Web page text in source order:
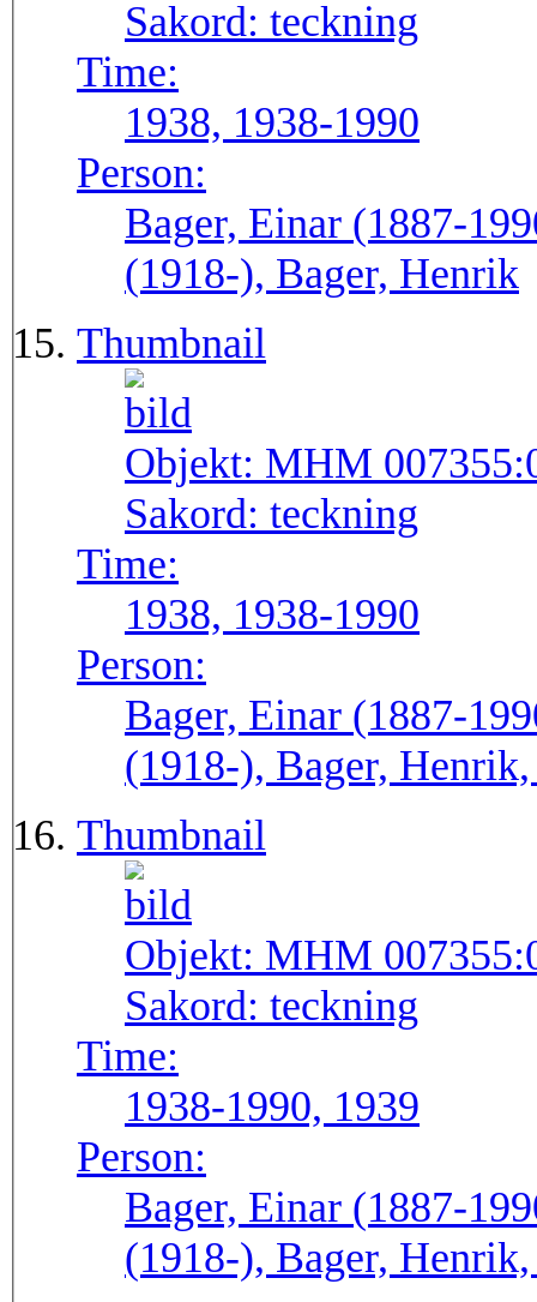
Sakord: teckning
Time:
1938, 1938-1990
Person:
Bager, Einar (1887-
(1918-), Bager, Henrik
Thumbnail
Objekt: MHM
Sakord: teckning
Time:
1938, 1938-1990
Person:
Bager, Einar (1887-
(1918-), Bager,
Thumbnail
Objekt: MHM
Sakord: teckning
Time:
1938-1990, 1939
Person:
Bager, Einar (1887-
(1918-), Bager,